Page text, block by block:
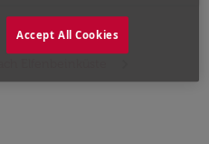
Accept All Cookies